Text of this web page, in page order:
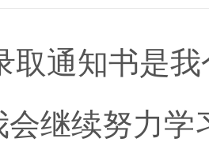
取通知书是
会继续努力